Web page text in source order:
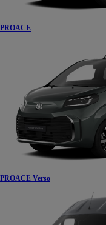
PROACE
PROACE Verso